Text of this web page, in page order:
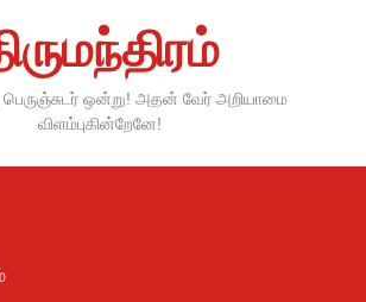
பெருஞ்சுடர் ஒன்று! அதன் வேர் அறியாமை
விளம்புகின்றேனே!